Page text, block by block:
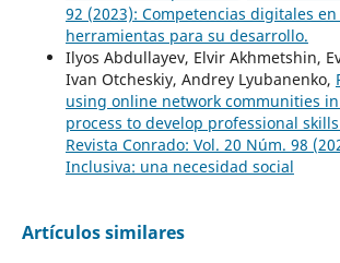
92 (2023): Competencias digitales
herramientas para su desarrollo.
Ilyоs Abdullayev, Elvir Akhmetshin,
Ivan Otcheskiy, Andrey Lyubanenko,
using online network communities
process to develop professional
Revista Conrado: Vol. 20 Núm. 98
Inclusiva: una necesidad social
Artículos similares